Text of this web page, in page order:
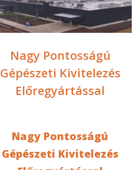
Nagy Pontosságú
Gépészeti Kivitelezés
Előregyártással
Nagy Pontosságú
Gépészeti Kivitelezés